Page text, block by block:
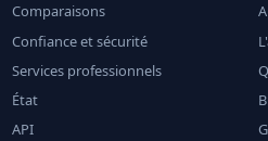
Comparaisons
Confiance et sécurité
Services professionnels
État
API